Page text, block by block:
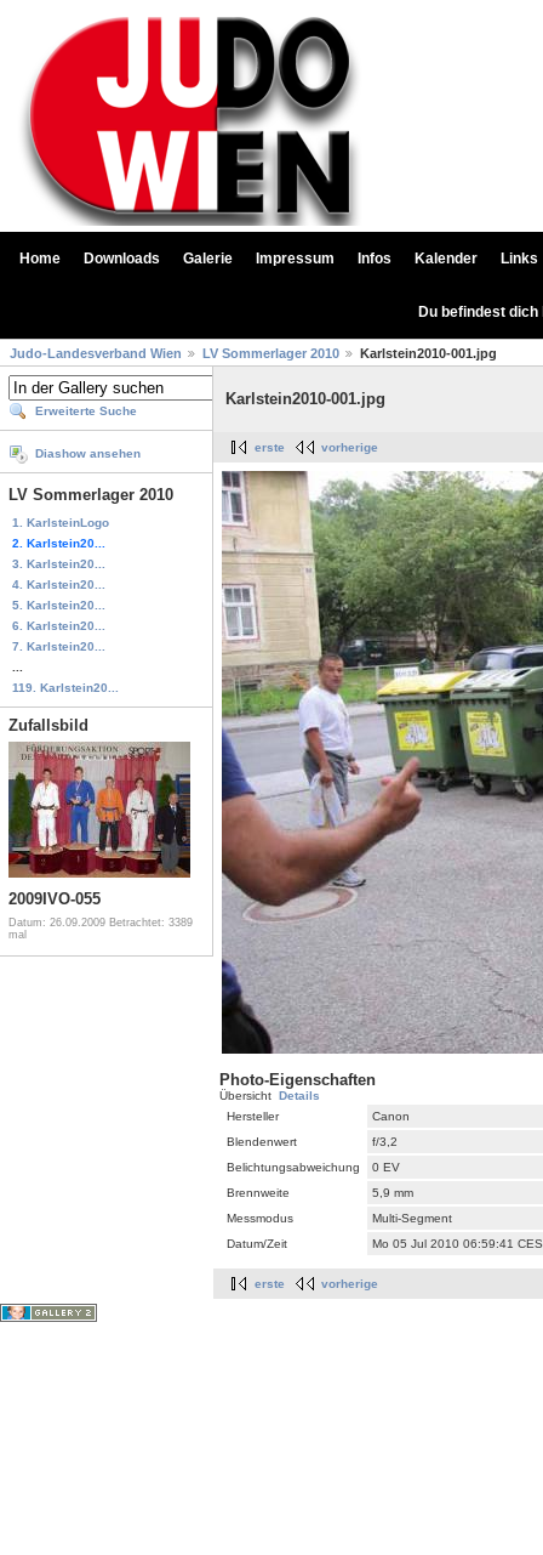
Home Downloads Galerie Impressum Infos Kalender Links
Du befindest
Judo-Landesverband Wien LV Sommerlager 2010 Karlstein2010-001.jpg
Erweiterte Suche
Diashow ansehen
LV Sommerlager 2010
1. KarlsteinLogo
2. Karlstein20...
3. Karlstein20...
4. Karlstein20...
5. Karlstein20...
6. Karlstein20...
7. Karlstein20...
119. Karlstein20...
Zufallsbild
2009IVO-055
Datum: 26.09.2009 Betrachtet: 3389
mal
Karlstein2010-001.jpg
erste vorherige
Photo-Eigenschaften
Übersicht Details
Hersteller
Canon
Blendenwert
f/3,2
Belichtungsabweichung
0 EV
Brennweite
5,9 mm
Messmodus
Multi-Segment
Datum/Zeit
Mo 05 Jul 2010 06:59:41
erste vorherige